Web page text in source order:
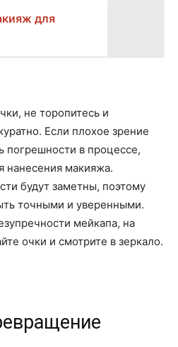
для
не торопитесь и
Если плохое зрение
погрешности в процессе,
нанесения макияжа.
будут заметны, поэтому
точными и уверенными.
мейкапа, на
очки и смотрите в зеркало.